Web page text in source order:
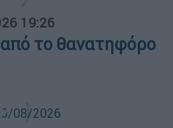
19:26
το θανατηφόρο